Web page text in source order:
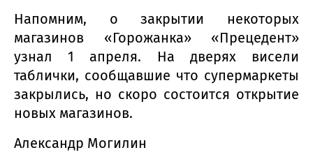
Напомним, о закрытии некоторых
магазинов «Горожанка» «Прецедент»
узнал 1 апреля. На дверях висели
таблички, сообщавшие что супермаркеты
закрылись, но скоро состоится открытие
новых магазинов.
Александр Могилин